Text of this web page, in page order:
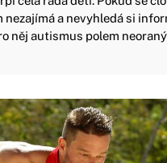
nezajímá a nevyhledá si
něj autismus polem